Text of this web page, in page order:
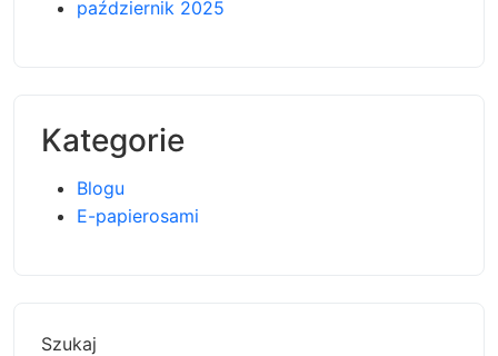
październik 2025
Kategorie
Blogu
E-papierosami
Szukaj